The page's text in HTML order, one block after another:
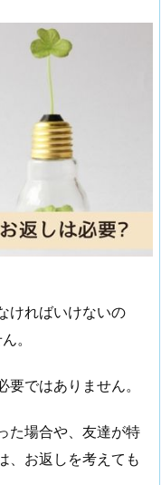
ければいけないの
。
ではありません。
た場合や、友達が特
、お返しを考えても